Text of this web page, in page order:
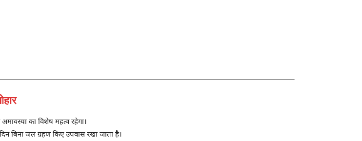
का विशेष महत्व रहेगा।
बिना जल ग्रहण किए उपवास रखा जाता है।